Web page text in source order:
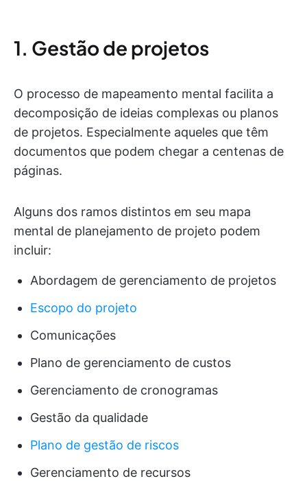
1. Gestão de projetos
O processo de mapeamento mental facilita a
decomposição de ideias complexas ou planos
de projetos. Especialmente aqueles que têm
documentos que podem chegar a centenas de
páginas.
Alguns dos ramos distintos em seu mapa
mental de planejamento de projeto podem
incluir:
Abordagem de gerenciamento de projetos
Escopo do projeto
Comunicações
Plano de gerenciamento de custos
Gerenciamento de cronogramas
Gestão da qualidade
Plano de gestão de riscos
Gerenciamento de recursos